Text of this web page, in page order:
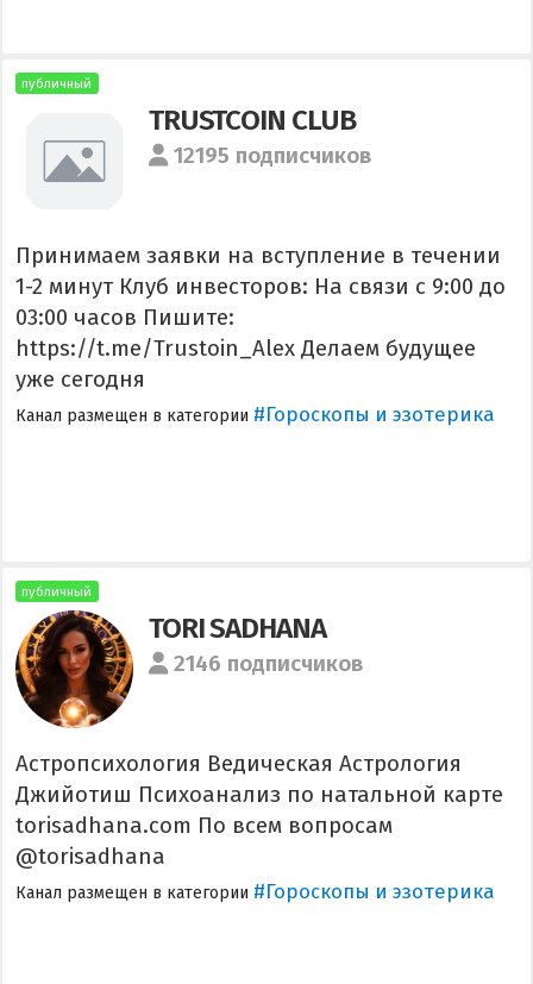
публичный
TRUSTCOIN CLUB
12195 подписчиков
Принимаем заявки на вступление в течении
1-2 минут Клуб инвесторов: На связи с 9:00 до
03:00 часов Пишите:
https://t.me/Trustoin_Alex Делаем будущее
уже сегодня
Канал размещен в категории #Гороскопы и эзотерика
публичный
TORI SADHANA
2146 подписчиков
Астропсихология Ведическая Астрология
Джийотиш Психоанализ по натальной карте
torisadhana.com По всем вопросам
@torisadhana
Канал размещен в категории #Гороскопы и эзотерика